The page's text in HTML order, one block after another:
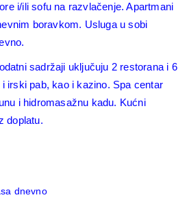
i/ili sofu na razvlačenje. Apartmani
boravkom. Usluga u sobi
sadržaji uključuju 2 restorana i 6
irski pab, kao i kazino. Spa centar
i hidromasažnu kadu. Kućni
doplatu.
dnevno